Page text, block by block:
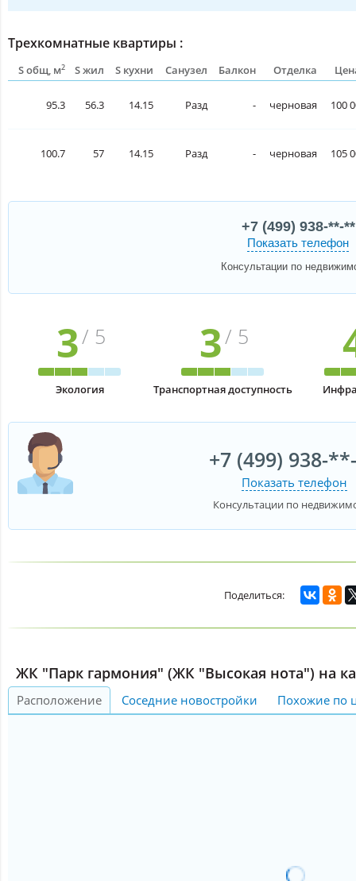
Трехкомнатные квартиры :
S общ, м2 S жил S кухни Санузел Балкон Отделка
95.3 56.3 14.15 Разд - черновая 100
100.7 57 14.15 Разд - черновая 105
+7 (499) 938-**-**
Показать телефон
Консультации по
3/ 5
Экология
3/ 5
Транспортная доступность
+7 (499) 938-
Показать телефон
Консультации по
ЖК "Парк гармония" (ЖК "Высокая нота") на
Расположение Соседние новостройки Похожие по